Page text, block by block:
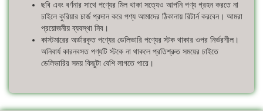
ছবি এবং বর্ণনার সাথে পণ্যের মিল থাকা সত্যেও আপনি পণ্য গ্রহন করতে না
চাইলে কুরিয়ার চার্জ প্রদান করে পণ্য আমাদের ঠিকানায় রিটার্ন করবেন। আমরা
প্রয়োজনীয় ব্যবস্থা নিব।
কাস্টমারের অর্ডারকৃত পণ্যের ডেলিভারি পণ্যের স্টক থাকার ওপর নির্ভরশীল।
অনিবার্য কারনবসত পণ্যটি স্টকে না থাকলে প্রতিশ্রুত সময়ের চাইতে
ডেলিভারির সময় কিছুটা বেশি লাগতে পারে।